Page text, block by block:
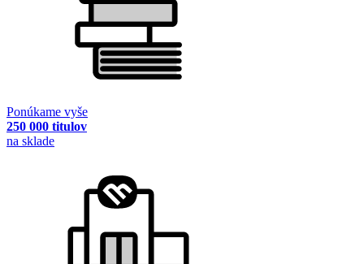
Ponúkame vyše
250 000 titulov
na sklade